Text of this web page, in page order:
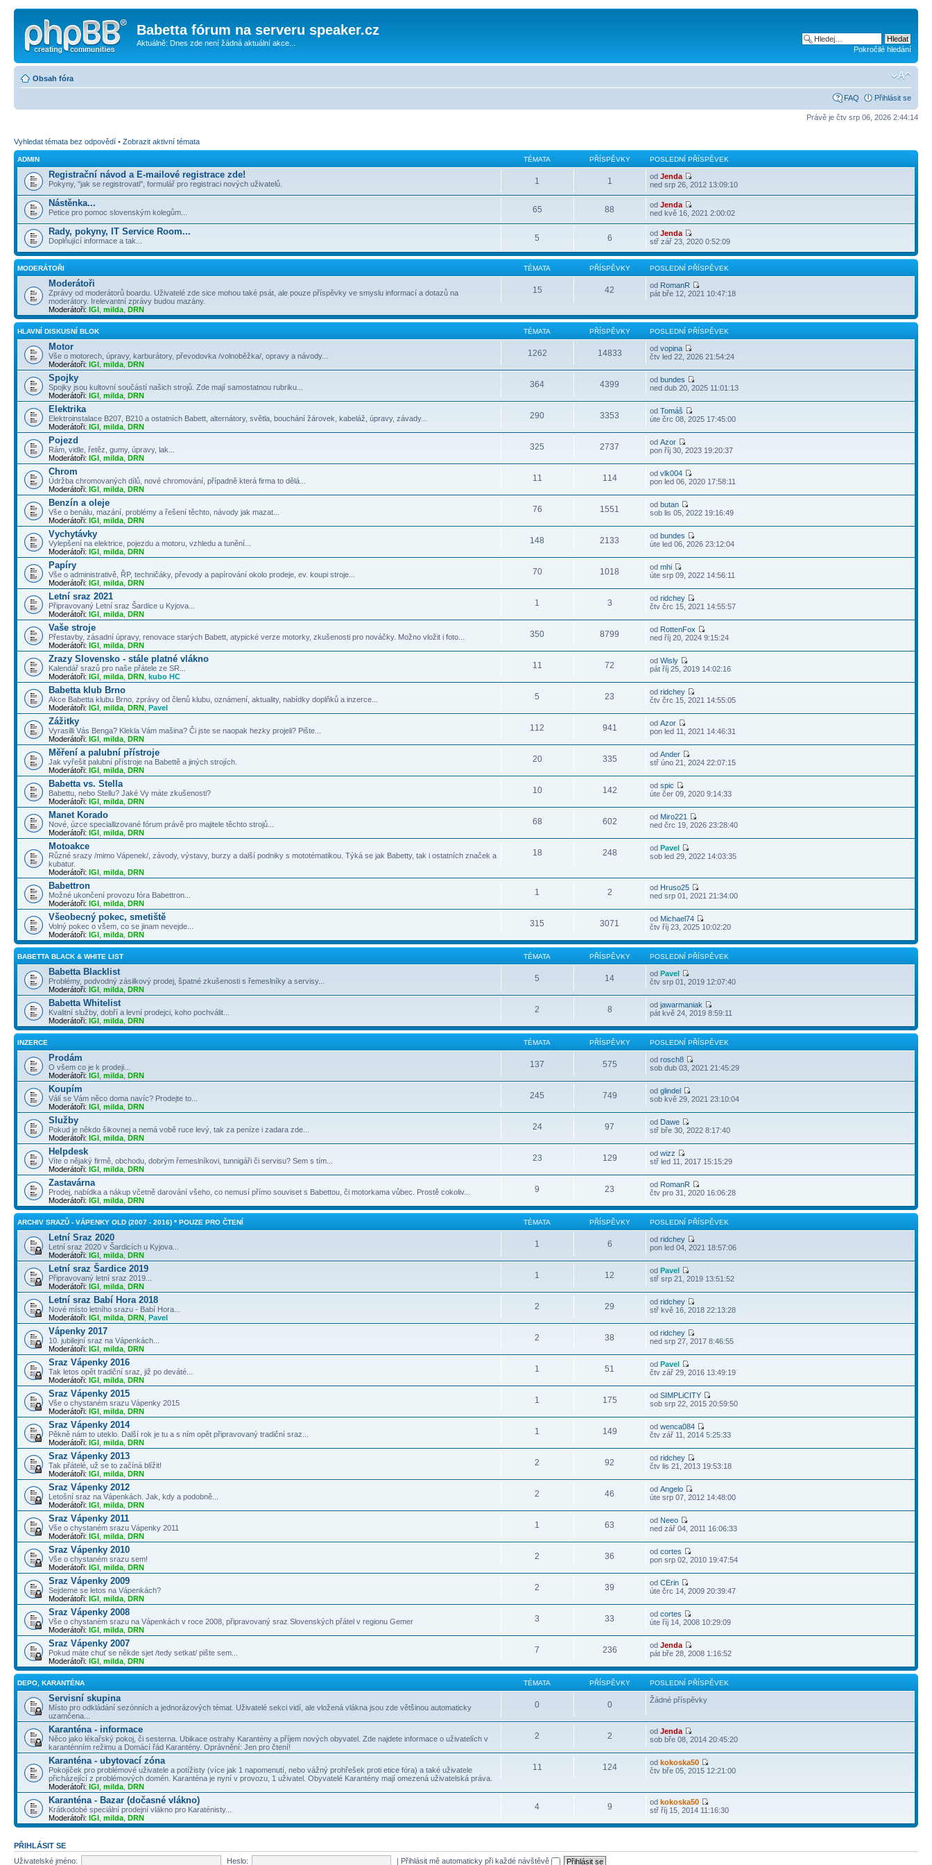
Babetta fórum na serveru speaker.cz
Aktuálně: Dnes zde není žádná aktuální akce...
Pokročilé hledání
Obsah fóra
FAQ Přihlásit se
Právě je čtv srp 06, 2026 2:44:14
Vyhledat témata bez odpovědí • Zobrazit aktivní témata
ADMIN TÉMATA PŘÍSPĚVKY POSLEDNÍ PŘÍSPĚVEK
Registrační návod a E-mailové registrace zde!
Pokyny, "jak se registrovati", formulář pro registraci nových uživatelů. 1 1 odJenda
ned srp 26, 2012 13:09:10
Nástěnka...
Petice pro pomoc slovenským kolegům... 65 88 odJenda
ned kvě 16, 2021 2:00:02
Rady, pokyny, IT Service Room...
Doplňující informace a tak... 5 6 odJenda
stř zář 23, 2020 0:52:09
MODERÁTOŘI TÉMATA PŘÍSPĚVKY POSLEDNÍ PŘÍSPĚVEK
Moderátoři
Zprávy od moderátorů boardu. Uživatelé zde sice mohou také psát, ale pouze příspěvky ve smyslu informací a dotazů na
moderátory. Irelevantní zprávy budou mazány.
Moderátoři: IGI milda DRN
15 42 od RomanR
pát bře 12, 2021 10:47:18
HLAVNÍ DISKUSNÍ BLOK TÉMATA PŘÍSPĚVKY POSLEDNÍ PŘÍSPĚVEK
Motor
Vše o motorech, úpravy, karburátory, převodovka /volnoběžka/, opravy a návody...
Moderátoři: IGI milda DRN
1262 14833 odvopina
čtv led 22, 2026 21:54:24
Spojky
Spojky jsou kultovní součástí našich strojů. Zde mají samostatnou rubriku...
Moderátoři: IGI milda DRN
364 4399 odbundes
ned dub 20, 2025 11:01:13
Elektrika
Elektroinstalace B207, B210 a ostatních Babett, alternátory, světla, bouchání žárovek, kabeláž, úpravy, závady...
Moderátoři: IGI milda DRN
290 3353 odTomáš
úte črc 08, 2025 17:45:00
Pojezd
Rám, vidle, řetěz, gumy, úpravy, lak...
Moderátoři: IGI milda DRN
325 2737 odAzor
pon říj 30, 2023 19:20:37
Chrom
Údržba chromovaných dílů, nové chromování, případně která firma to dělá...
Moderátoři: IGI milda DRN
11 114 odvlk004
pon led 06, 2020 17:58:11
Benzín a oleje
Vše o benálu, mazání, problémy a řešení těchto, návody jak mazat...
Moderátoři: IGI milda DRN
76 1551 odbutan
sob lis 05, 2022 19:16:49
Vychytávky
Vylepšení na elektrice, pojezdu a motoru, vzhledu a tunění...
Moderátoři: IGI milda DRN
148 2133 odbundes
úte led 06, 2026 23:12:04
Papíry
Vše o administrativě, ŘP, techničáky, převody a papírování okolo prodeje, ev. koupi stroje...
Moderátoři: IGI milda DRN
70 1018 odmhi
úte srp 09, 2022 14:56:11
Letní sraz 2021
Připravovaný Letní sraz Šardice u Kyjova...
Moderátoři: IGI milda DRN
1 3 odridchey
čtv črc 15, 2021 14:55:57
Vaše stroje
Přestavby, zásadní úpravy, renovace starých Babett, atypické verze motorky, zkušenosti pro nováčky. Možno vložit i foto...
Moderátoři: IGI milda DRN
350 8799 od RottenFox
ned říj 20, 2024 9:15:24
Zrazy Slovensko - stále platné vlákno
Kalendář srazů pro naše přátele ze SR...
Moderátoři: IGI milda DRN kubo HC
11 72 odWisly
pát říj 25, 2019 14:02:16
Babetta klub Brno
Akce Babetta klubu Brno, zprávy od členů klubu, oznámení, aktuality, nabídky doplňků a inzerce...
Moderátoři: IGI milda DRN Pavel
5 23 odridchey
čtv črc 15, 2021 14:55:05
Zážitky
Vyrasilli Vás Benga? Klekla Vám mašina? Či jste se naopak hezky projeli? Pište...
Moderátoři: IGI milda DRN
112 941 odAzor
pon led 11, 2021 14:46:31
Měření a palubní přístroje
Jak vyřešit palubní přístroje na Babettě a jiných strojích.
Moderátoři: IGI milda DRN
20 335 odAnder
stř úno 21, 2024 22:07:15
Babetta vs. Stella
Babettu, nebo Stellu? Jaké Vy máte zkušenosti?
Moderátoři: IGI milda DRN
10 142 odspic
úte čer 09, 2020 9:14:33
Manet Korado
Nové, úzce speciallizované fórum právě pro majitele těchto strojů...
Moderátoři: IGI milda DRN
68 602 od Miro221
ned črc 19, 2026 23:28:40
Motoakce
Různé srazy /mimo Vápenek/, závody, výstavy, burzy a další podniky s mototématikou. Týká se jak Babetty, tak i ostatních značek a
kubatur.
Moderátoři: IGI milda DRN
18 248 odPavel
sob led 29, 2022 14:03:35
Babettron
Možné ukončení provozu fóra Babettron...
Moderátoři: IGI milda DRN
1 2 od Hruso25
ned srp 01, 2021 21:34:00
Všeobecný pokec, smetiště
Volný pokec o všem, co se jinam nevejde...
Moderátoři: IGI milda DRN
315 3071 od Michael74
čtv říj 23, 2025 10:02:20
BABETTA BLACK & WHITE LIST TÉMATA PŘÍSPĚVKY POSLEDNÍ PŘÍSPĚVEK
Babetta Blacklist
Problémy, podvodný zásilkový prodej, špatné zkušenosti s řemeslníky a servisy...
Moderátoři: IGI milda DRN
5 14 odPavel
čtv srp 01, 2019 12:07:40
Babetta Whitelist
Kvalitní služby, dobří a levní prodejci, koho pochválit...
Moderátoři: IGI milda DRN
2 8 odjawarmaniak
pát kvě 24, 2019 8:59:11
INZERCE TÉMATA PŘÍSPĚVKY POSLEDNÍ PŘÍSPĚVEK
Prodám
O všem co je k prodeji...
Moderátoři: IGI milda DRN
137 575 odrosch8
sob dub 03, 2021 21:45:29
Koupím
Válí se Vám něco doma navíc? Prodejte to...
Moderátoři: IGI milda DRN
245 749 odglindel
sob kvě 29, 2021 23:10:04
Služby
Pokud je někdo šikovnej a nemá vobě ruce levý, tak za peníze i zadara zde...
Moderátoři: IGI milda DRN
24 97 od Dawe
stř bře 30, 2022 8:17:40
Helpdesk
Víte o nějaký firmě, obchodu, dobrým řemeslníkovi, tunnigáři či servisu? Sem s tím...
Moderátoři: IGI milda DRN
23 129 odwizz
stř led 11, 2017 15:15:29
Zastavárna
Prodej, nabídka a nákup včetně darování všeho, co nemusí přímo souviset s Babettou, či motorkama vůbec. Prostě cokoliv...
Moderátoři: IGI milda DRN
9 23 od RomanR
čtv pro 31, 2020 16:06:28
ARCHIV SRAZŮ - VÁPENKY OLD (2007 - 2016) * POUZE PRO ČTENÍ TÉMATA PŘÍSPĚVKY POSLEDNÍ PŘÍSPĚVEK
Letní Sraz 2020
Letní sraz 2020 v Šardicích u Kyjova...
Moderátoři: IGI milda DRN
1 6 odridchey
pon led 04, 2021 18:57:06
Letní sraz Šardice 2019
Připravovaný letní sraz 2019...
Moderátoři: IGI milda DRN
1 12 odPavel
stř srp 21, 2019 13:51:52
Letní sraz Babí Hora 2018
Nové místo letního srazu - Babí Hora...
Moderátoři: IGI milda DRN Pavel
2 29 odridchey
stř kvě 16, 2018 22:13:28
Vápenky 2017
10. jubilejní sraz na Vápenkách...
Moderátoři: IGI milda DRN
2 38 odridchey
ned srp 27, 2017 8:46:55
Sraz Vápenky 2016
Tak letos opět tradiční sraz, již po deváté...
Moderátoři: IGI milda DRN
1 51 odPavel
čtv zář 29, 2016 13:49:19
Sraz Vápenky 2015
Vše o chystaném srazu Vápenky 2015
Moderátoři: IGI milda DRN
1 175 odSIMPLiCITY
sob srp 22, 2015 20:59:50
Sraz Vápenky 2014
Pěkně nám to uteklo. Další rok je tu a s ním opět připravovaný tradiční sraz...
Moderátoři: IGI milda DRN
1 149 odwenca084
čtv zář 11, 2014 5:25:33
Sraz Vápenky 2013
Tak přátelé, už se to začíná blížit!
Moderátoři: IGI milda DRN
2 92 odridchey
čtv lis 21, 2013 19:53:18
Sraz Vápenky 2012
Letošní sraz na Vápenkách. Jak, kdy a podobně...
Moderátoři: IGI milda DRN
2 46 odAngelo
úte srp 07, 2012 14:48:00
Sraz Vápenky 2011
Vše o chystaném srazu Vápenky 2011
Moderátoři: IGI milda DRN
1 63 od Neeo
ned zář 04, 2011 16:06:33
Sraz Vápenky 2010
Vše o chystaném srazu sem!
Moderátoři: IGI milda DRN
2 36 odcortes
pon srp 02, 2010 19:47:54
Sraz Vápenky 2009
Sejdeme se letos na Vápenkách?
Moderátoři: IGI milda DRN
2 39 odCErin
úte črc 14, 2009 20:39:47
Sraz Vápenky 2008
Vše o chystaném srazu na Vápenkách v roce 2008, připravovaný sraz Slovenských přátel v regionu Gemer
Moderátoři: IGI milda DRN
3 33 odcortes
úte říj 14, 2008 10:29:09
Sraz Vápenky 2007
Pokud máte chuť se někde sjet /tedy setkat/ pište sem...
Moderátoři: IGI milda DRN
7 236 odJenda
pát bře 28, 2008 1:16:52
DEPO, KARANTÉNA TÉMATA PŘÍSPĚVKY POSLEDNÍ PŘÍSPĚVEK
Servisní skupina
Místo pro odkládání sezónních a jednorázových témat. Uživatelé sekci vidí, ale vložená vlákna jsou zde většinou automaticky
uzamčena...
0 0 Žádné příspěvky
Karanténa - informace
Něco jako lékařský pokoj, či sesterna. Ubikace ostrahy Karantény a příjem nových obyvatel. Zde najdete informace o uživatelích v
karanténním režimu a Domácí řád Karantény. Oprávnění: Jen pro čtení!
2 2 odJenda
sob bře 08, 2014 20:45:20
Karanténa - ubytovací zóna
Pokojíček pro problémové uživatele a potížisty (více jak 1 napomenutí, nebo vážný prohřešek proti etice fóra) a také uživatele
přicházející z problémových domén. Karanténa je nyní v provozu, 1 uživatel. Obyvatelé Karantény mají omezená uživatelská práva.
Moderátoři: IGI milda DRN
11 124 odkokoska50
čtv bře 05, 2015 12:21:00
Karanténa - Bazar (dočasné vlákno)
Krátkodobé speciální prodejní vlákno pro Karaténisty...
Moderátoři: IGI milda DRN
4 9 odkokoska50
stř říj 15, 2014 11:16:30
PŘIHLÁSIT SE
Uživatelské jméno:
Heslo: | Přihlásit mě automaticky při každé návštěvě